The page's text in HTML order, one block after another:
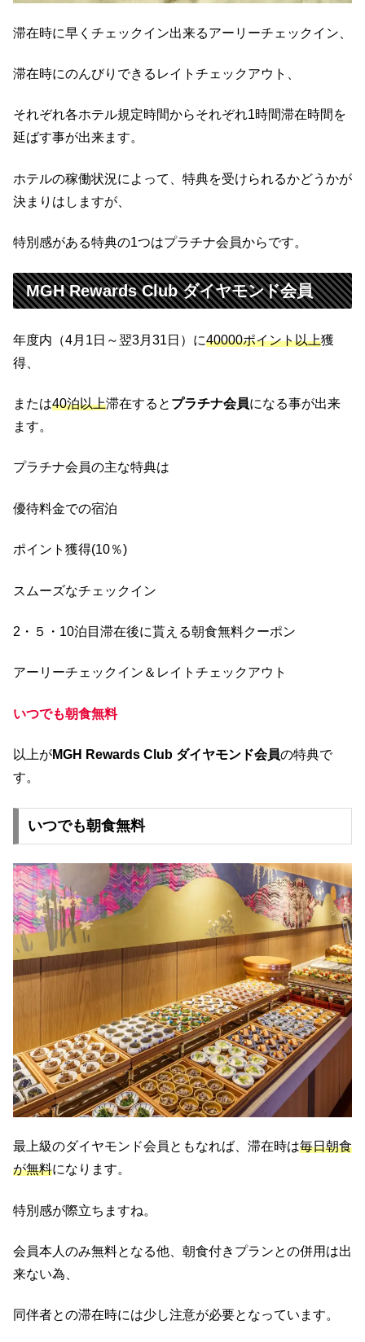
滞在時に早くチェックイン出来るアーリーチェックイン、
滞在時にのんびりできるレイトチェックアウト、
それぞれ各ホテル規定時間からそれぞれ1時間滞在時間を
延ばす事が出来ます。
ホテルの稼働状況によって、特典を受けられるかどうかが
決まりはしますが、
特別感がある特典の1つはプラチナ会員からです。
MGH Rewards Club ダイヤモンド会員
年度内（4月1日～翌3月31日）に40000ポイント以上獲
得、
または40泊以上滞在すると プラチナ会員になる事が出来
ます。
プラチナ会員の主な特典は
優待料金での宿泊
ポイント獲得(10％)
スムーズなチェックイン
2・５・10泊目滞在後に貰える朝食無料クーポン
アーリーチェックイン＆レイトチェックアウト
いつでも朝食無料
以上がMGH Rewards Club ダイヤモンド会員の特典で
す。
いつでも朝食無料
最上級のダイヤモンド会員ともなれば、滞在時は毎日朝食
が無料になります。
特別感が際立ちますね。
会員本人のみ無料となる他、朝食付きプランとの併用は出
来ない為、
同伴者との滞在時には少し注意が必要となっています。